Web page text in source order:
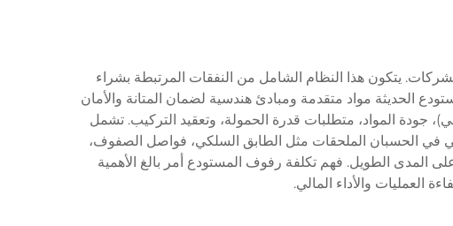
يتكون هذا النظام الشامل من النفقات المرتبطة بشراء
الحديثة مواد متقدمة ومبادئ هندسية لضمان المتانة والأمان
جودة المواد، متطلبات قدرة الحمولة، وتعقيد التركيب. تشمل
في الحسبان الملحقات مثل الطابق السلكي، فواصل الصفوف،
على المدى الطويل. فهم تكلفة رفوف المستودع أمر بالغ الأهمية
العمليات والأداء المالي.